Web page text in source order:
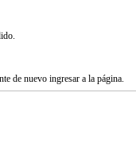
de nuevo ingresar a la página.